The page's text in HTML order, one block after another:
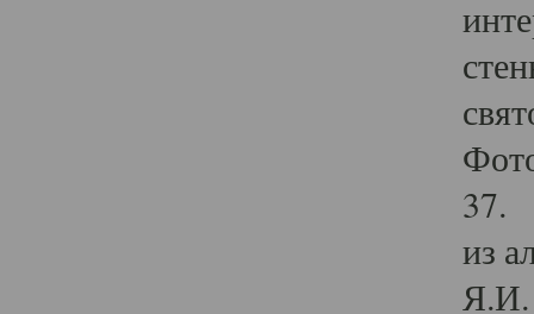
37.
из
Я.И.